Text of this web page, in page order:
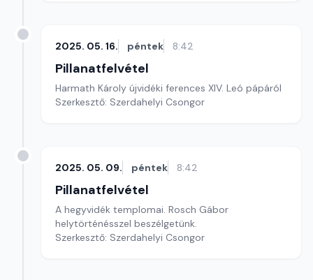
2025. 05. 16. péntek 8:42
Pillanatfelvétel
Harmath Károly újvidéki ferences XIV. Leó pápáról
Szerkesztő: Szerdahelyi Csongor
2025. 05. 09. péntek 8:42
Pillanatfelvétel
A hegyvidék templomai. Rosch Gábor
helytörténésszel beszélgetünk.
Szerkesztő: Szerdahelyi Csongor